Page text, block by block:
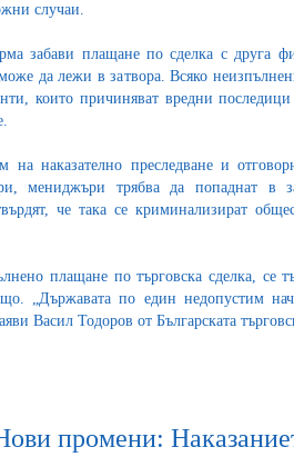
случаи.
забави плащане по сделка с друга
да лежи в затвора. Всяко
които причиняват вредни
на наказателно преследване и
мениджъри трябва да попаднат в
че така се криминализират
плащане по търговска сделка, се
„Държавата по един недопустим
Васил Тодоров от Българската
промени: